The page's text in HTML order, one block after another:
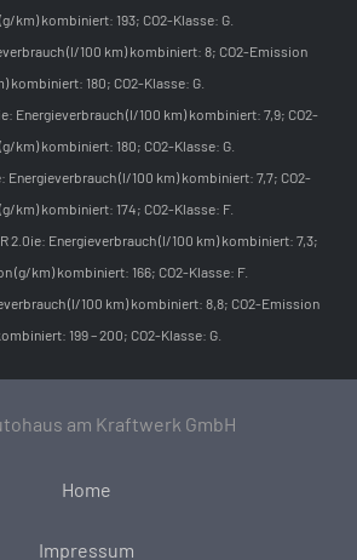
km) kombiniert: 193; CO2-Klasse: G.
(l/100 km) kombiniert: 8; CO2-Emission
kombiniert: 180; CO2-Klasse: G.
Energieverbrauch (l/100 km) kombiniert: 7,9; CO2-
km) kombiniert: 180; CO2-Klasse: G.
Energieverbrauch (l/100 km) kombiniert: 7,7; CO2-
km) kombiniert: 174; CO2-Klasse: F.
2.0ie: Energieverbrauch (l/100 km) kombiniert: 7,3;
(g/km) kombiniert: 166; CO2-Klasse: F.
(l/100 km) kombiniert: 8,8; CO2-Emission
199 – 200; CO2-Klasse: G.
am Kraftwerk GmbH
Home
Impressum